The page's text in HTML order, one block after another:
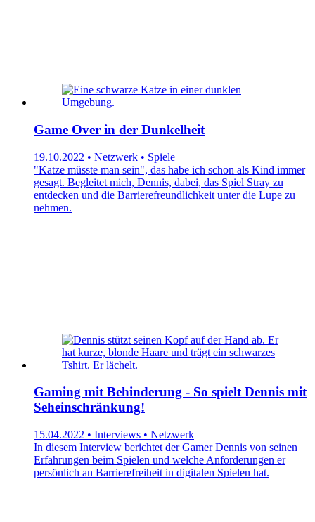
Game Over in der Dunkelheit
19.10.2022 • Netzwerk • Spiele
"Katze müsste man sein", das habe ich schon als Kind immer
gesagt. Begleitet mich, Dennis, dabei, das Spiel Stray zu
entdecken und die Barrierefreundlichkeit unter die Lupe zu
nehmen.
Gaming mit Behinderung - So spielt Dennis mit
Seheinschränkung!
15.04.2022 • Interviews • Netzwerk
In diesem Interview berichtet der Gamer Dennis von seinen
Erfahrungen beim Spielen und welche Anforderungen er
persönlich an Barrierefreiheit in digitalen Spielen hat.